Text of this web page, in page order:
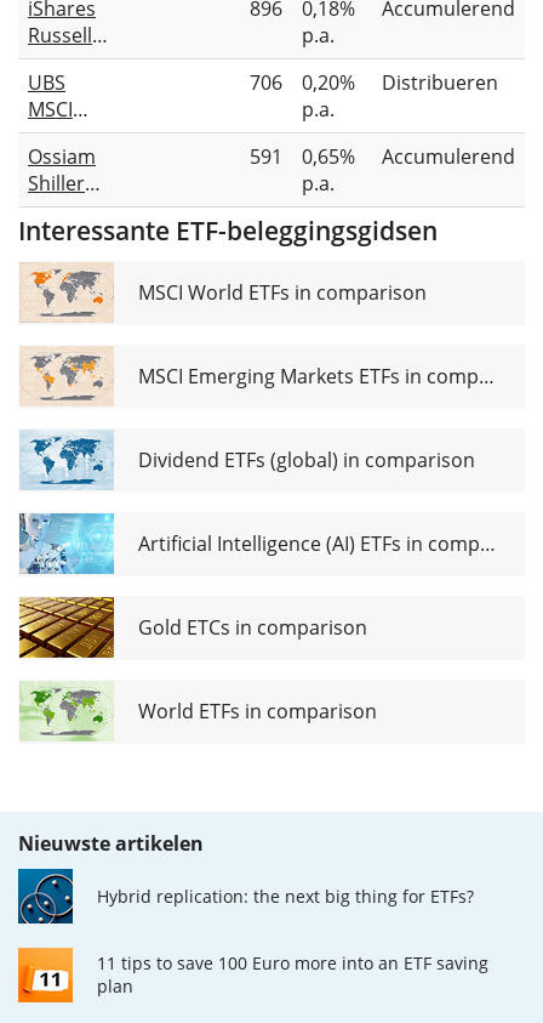
UCITS
ETF
CAPE®
US
Sector
Value TR
UCITS
ETF 1C
(USD)
iShares
Russell
1000
Value
UCITS
ETF USD
(Acc)
896
0,18%
p.a.
Accumulerend
UBS
MSCI
USA
Value
UCITS
ETF USD
dis
706
0,20%
p.a.
Distribueren
Ossiam
Shiller
Barclays
CAPE®
US
Sector
Value TR
UCITS
ETF 1C
(EUR)
591
0,65%
p.a.
Accumulerend
Interessante ETF-beleggingsgidsen
MSCI World ETFs in comparison
MSCI Emerging Markets ETFs in comparison
Dividend ETFs (global) in comparison
Artificial Intelligence (AI) ETFs in comparison
Gold ETCs in comparison
World ETFs in comparison
Nieuwste artikelen
Hybrid replication: the next big thing for ETFs?
11 tips to save 100 Euro more into an ETF saving
plan